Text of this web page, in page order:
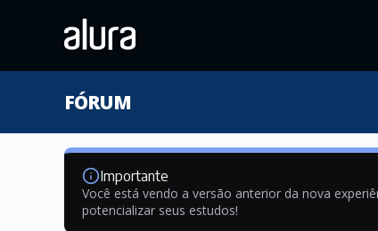
FÓRUM
Importante
Você está vendo a versão anterior da nova
potencializar seus estudos!